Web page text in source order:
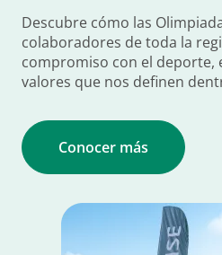
Descubre cómo las
colaboradores de toda la
compromiso con el deporte,
valores que nos definen
Conocer más